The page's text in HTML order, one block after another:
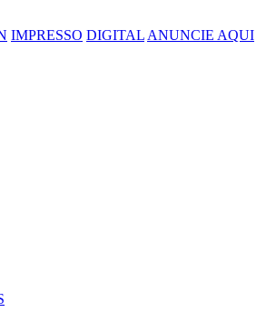
IMPRESSO DIGITAL ANUNCIE AQUI